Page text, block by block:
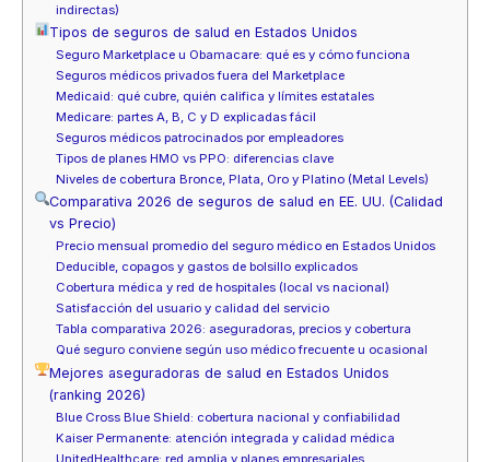
indirectas)
Tipos de seguros de salud en Estados Unidos
Seguro Marketplace u Obamacare: qué es y cómo funciona
Seguros médicos privados fuera del Marketplace
Medicaid: qué cubre, quién califica y límites estatales
Medicare: partes A, B, C y D explicadas fácil
Seguros médicos patrocinados por empleadores
Tipos de planes HMO vs PPO: diferencias clave
Niveles de cobertura Bronce, Plata, Oro y Platino (Metal Levels)
Comparativa 2026 de seguros de salud en EE. UU. (Calidad
vs Precio)
Precio mensual promedio del seguro médico en Estados Unidos
Deducible, copagos y gastos de bolsillo explicados
Cobertura médica y red de hospitales (local vs nacional)
Satisfacción del usuario y calidad del servicio
Tabla comparativa 2026: aseguradoras, precios y cobertura
Qué seguro conviene según uso médico frecuente u ocasional
Mejores aseguradoras de salud en Estados Unidos
(ranking 2026)
Blue Cross Blue Shield: cobertura nacional y confiabilidad
Kaiser Permanente: atención integrada y calidad médica
UnitedHealthcare: red amplia y planes empresariales